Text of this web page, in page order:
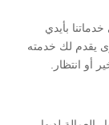
بأيدي
يقدم لك خدمته
أو انتظار.